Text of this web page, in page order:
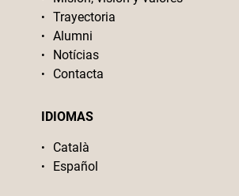
Trayectoria
Alumni
Notícias
Contacta
IDIOMAS
Català
Español